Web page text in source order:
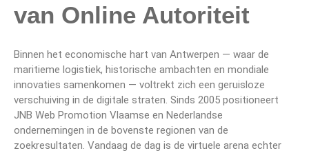
van Online Autoriteit
Binnen het economische hart van Antwerpen — waar de
maritieme logistiek, historische ambachten en mondiale
innovaties samenkomen — voltrekt zich een geruisloze
verschuiving in de digitale straten. Sinds 2005 positioneert
JNB Web Promotion Vlaamse en Nederlandse
ondernemingen in de bovenste regionen van de
zoekresultaten. Vandaag de dag is de virtuele arena echter